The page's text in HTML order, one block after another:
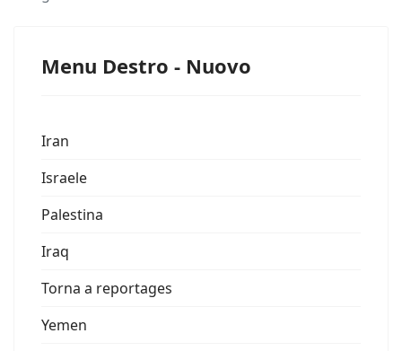
Menu Destro - Nuovo
Iran
Israele
Palestina
Iraq
Torna a reportages
Yemen